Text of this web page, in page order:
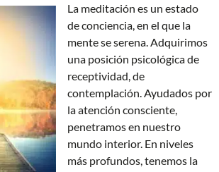
La meditación es un estado
de conciencia, en el que la
mente se serena. Adquirimos
una posición psicológica de
receptividad, de
contemplación. Ayudados por
la atención consciente,
penetramos en nuestro
mundo interior. En niveles
más profundos, tenemos la